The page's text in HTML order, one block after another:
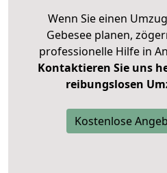
Wenn Sie einen
Gebesee planen,
professionelle Hilfe in
Kontaktieren Sie uns
reibungslosen
Kostenlose